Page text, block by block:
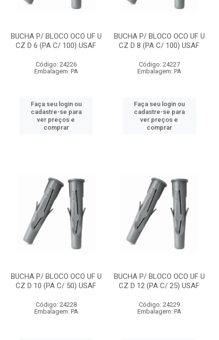
BUCHA P/ BLOCO OCO UF U
CZ D 6 (PA C/ 100) USAF
Código: 24226
Embalagem: PA
Faça seu login ou
cadastre-se para
ver preços e
comprar
BUCHA P/ BLOCO OCO UF U
CZ D 8 (PA C/ 100) USAF
Código: 24227
Embalagem: PA
Faça seu login ou
cadastre-se para
ver preços e
comprar
BUCHA P/ BLOCO OCO UF U
CZ D 10 (PA C/ 50) USAF
Código: 24228
Embalagem: PA
BUCHA P/ BLOCO OCO UF U
CZ D 12 (PA C/ 25) USAF
Código: 24229
Embalagem: PA